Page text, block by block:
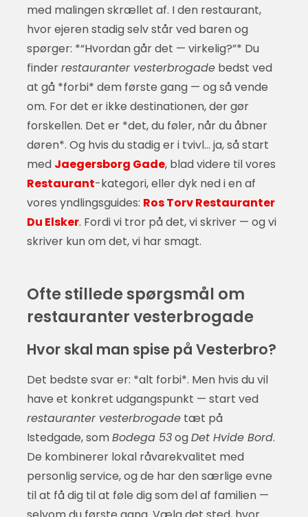
med malingen skrællet af. I den restaurant,
hvor ejeren stadig selv står ved baren og
spørger: *“Hvordan går det — virkelig?”* Du
finderrestauranter vesterbrogadebedst ved
at gå *forbi* dem første gang — og så vende
om. For det er ikke destinationen, der gør
forskellen. Det er *det, du føler, når du åbner
døren*. Og hvis du stadig er i tvivl… ja, så start
med Jaegersborg Gade, blad videre til vores
Restaurant-kategori, eller dyk ned i en af
vores yndlingsguides: Ros Torv Restauranter
Du Elsker. Fordi vi tror på det, vi skriver — og vi
skriver kun om det, vi har smagt.
Ofte stillede spørgsmål om
restauranter vesterbrogade
Hvor skal man spise på Vesterbro?
Det bedste svar er: *alt forbi*. Men hvis du vil
have et konkret udgangspunkt — start ved
restauranter vesterbrogadetæt på
Istedgade, somBodega 53ogDet Hvide Bord.
De kombinerer lokal råvarekvalitet med
personlig service, og de har den særlige evne
til at få dig til at føle dig som del af familien —